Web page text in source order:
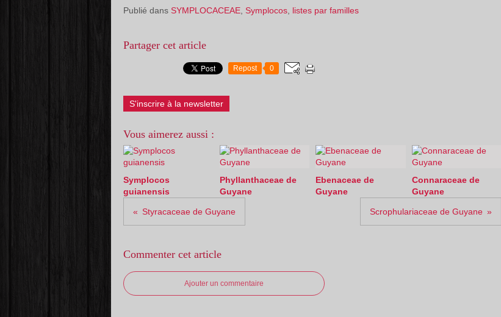
Publié dans SYMPLOCACEAE Symplocos listes par familles
Partager cet article
Repost 0
S'inscrire à la newsletter
Vous aimerez aussi :
Symplocos
guianensis
Phyllanthaceae de
Guyane
Ebenaceae de
Guyane
Connaraceae de
Guyane
Styracaceae de Guyane Scrophulariaceae de Guyane
Commenter cet article
Ajouter un commentaire